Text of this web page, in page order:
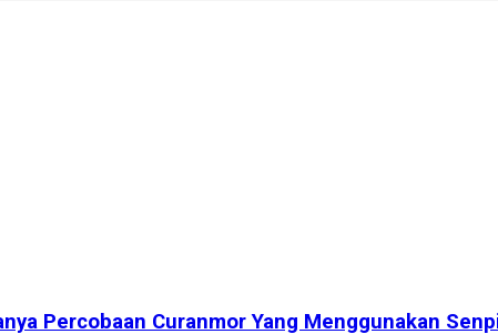
Percobaan Curanmor Yang Menggunakan